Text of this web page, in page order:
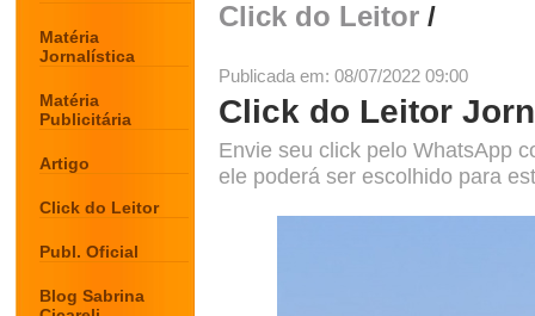
Matéria
Jornalística
Matéria
Publicitária
Artigo
Click do Leitor
Publ. Oficial
Blog Sabrina
Click do Leitor /
Publicada em: 08/07/2022 09:00
Click do Leitor
Envie seu click pelo WhatsApp
ele poderá ser escolhido para